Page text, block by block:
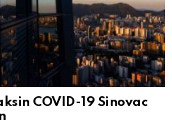
COVID-19 Sinovac